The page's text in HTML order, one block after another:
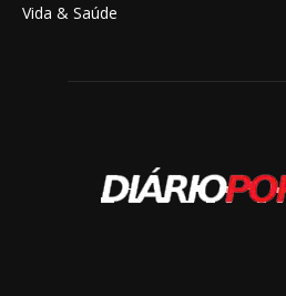
Vida & Saúde